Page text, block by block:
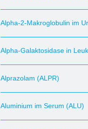
Alpha-2-Makroglobulin im
Alpha-Galaktosidase in
Alprazolam (ALPR)
Aluminium im Serum (ALU)